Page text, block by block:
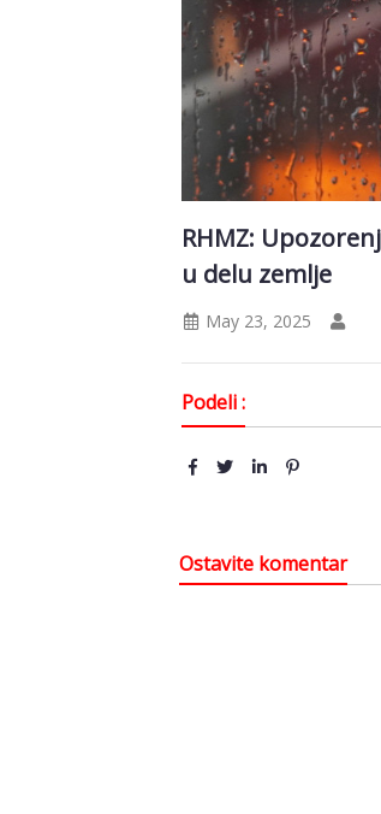
RHMZ:
u delu zemlje
May 23, 2025
Podeli :
Ostavite komentar